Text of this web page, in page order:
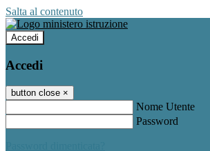
Salta al contenuto
Accedi
Accedi
button close ×
Nome Utente
Password